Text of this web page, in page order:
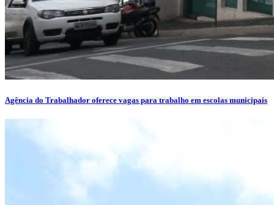
Agência do Trabalhador oferece vagas para trabalho em escolas municipais